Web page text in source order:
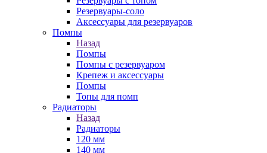
Резервуары-соло
Аксессуары для резервуаров
Помпы
Назад
Помпы
Помпы с резервуаром
Крепеж и аксессуары
Помпы
Топы для помп
Радиаторы
Назад
Радиаторы
120 мм
140 мм